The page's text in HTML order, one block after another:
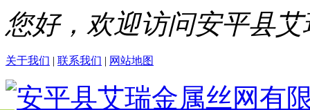
您好，欢迎访问安平县
关于我们 | 联系我们 | 网站地图